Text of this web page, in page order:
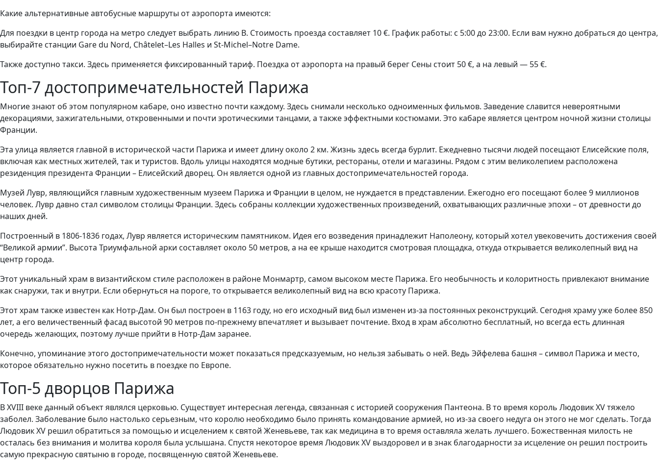
Какие альтернативные автобусные маршруты от аэропорта имеются:
Для поездки в центр города на метро следует выбрать линию B. Стоимость проезда составляет 10 €. График работы: с 5:00 до 23:00. Если вам нужно добраться до центра,
выбирайте станции Gare du Nord, Châtelet–Les Halles и St-Michel–Notre Dame.
Также доступно такси. Здесь применяется фиксированный тариф. Поездка от аэропорта на правый берег Сены стоит 50 €, а на левый — 55 €.
Топ-7 достопримечательностей Парижа
Многие знают об этом популярном кабаре, оно известно почти каждому. Здесь снимали несколько одноименных фильмов. Заведение славится невероятными
декорациями, зажигательными, откровенными и почти эротическими танцами, а также эффектными костюмами. Это кабаре является центром ночной жизни столицы
Франции.
Эта улица является главной в исторической части Парижа и имеет длину около 2 км. Жизнь здесь всегда бурлит. Ежедневно тысячи людей посещают Елисейские поля,
включая как местных жителей, так и туристов. Вдоль улицы находятся модные бутики, рестораны, отели и магазины. Рядом с этим великолепием расположена
резиденция президента Франции – Елисейский дворец. Он является одной из главных достопримечательностей города.
Музей Лувр, являющийся главным художественным музеем Парижа и Франции в целом, не нуждается в представлении. Ежегодно его посещают более 9 миллионов
человек. Лувр давно стал символом столицы Франции. Здесь собраны коллекции художественных произведений, охватывающих различные эпохи – от древности до
наших дней.
Построенный в 1806-1836 годах, Лувр является историческим памятником. Идея его возведения принадлежит Наполеону, который хотел увековечить достижения своей
“Великой армии”. Высота Триумфальной арки составляет около 50 метров, а на ее крыше находится смотровая площадка, откуда открывается великолепный вид на
центр города.
Этот уникальный храм в византийском стиле расположен в районе Монмартр, самом высоком месте Парижа. Его необычность и колоритность привлекают внимание
как снаружи, так и внутри. Если обернуться на пороге, то открывается великолепный вид на всю красоту Парижа.
Этот храм также известен как Нотр-Дам. Он был построен в 1163 году, но его исходный вид был изменен из-за постоянных реконструкций. Сегодня храму уже более 850
лет, а его величественный фасад высотой 90 метров по-прежнему впечатляет и вызывает почтение. Вход в храм абсолютно бесплатный, но всегда есть длинная
очередь желающих, поэтому лучше прийти в Нотр-Дам заранее.
Конечно, упоминание этого достопримечательности может показаться предсказуемым, но нельзя забывать о ней. Ведь Эйфелева башня – символ Парижа и место,
которое обязательно нужно посетить в поездке по Европе.
Топ-5 дворцов Парижа
В XVIII веке данный объект являлся церковью. Существует интересная легенда, связанная с историей сооружения Пантеона. В то время король Людовик XV тяжело
заболел. Заболевание было настолько серьезным, что королю необходимо было принять командование армией, но из-за своего недуга он этого не мог сделать. Тогда
Людовик XV решил обратиться за помощью и исцелением к святой Женевьеве, так как медицина в то время оставляла желать лучшего. Божественная милость не
осталась без внимания и молитва короля была услышана. Спустя некоторое время Людовик XV выздоровел и в знак благодарности за исцеление он решил построить
самую прекрасную святыню в городе, посвященную святой Женевьеве.